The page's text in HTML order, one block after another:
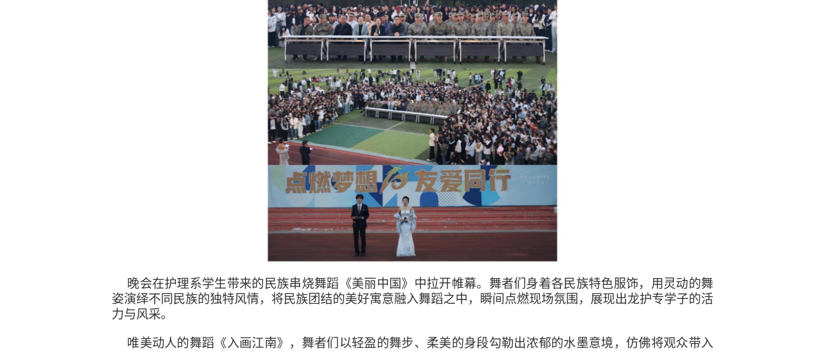
晚会在护理系学生带来的民族串烧舞蹈《美丽中国》中拉开帷幕。舞者们身着各民族特色服饰，用灵动的舞
姿演绎不同民族的独特风情，将民族团结的美好寓意融入舞蹈之中，瞬间点燃现场氛围，展现出龙护专学子的活
力与风采。
唯美动人的舞蹈《入画江南》，舞者们以轻盈的舞步、柔美的身段勾勒出浓郁的水墨意境，仿佛将观众带入